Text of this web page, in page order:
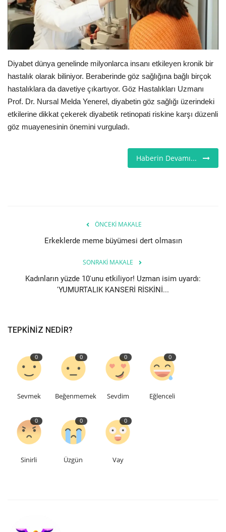
Seri İlanlar
İngiltere
Videolar
Firma Rehberi
Etkinlik
Galeri
İletişim
Dilim
English Turkish
Diyabet dünya genelinde milyonlarca insanı etkileyen kronik bir
hastalık olarak biliniyor. Beraberinde göz sağlığına bağlı birçok
hastalıklara da davetiye çıkartıyor. Göz Hastalıkları Uzmanı
Prof. Dr. Nursal Melda Yenerel, diyabetin göz sağlığı üzerindeki
etkilerine dikkat çekerek diyabetik retinopati riskine karşı düzenli
göz muayenesinin önemini vurguladı.
Haberin Devamı...
ÖNCEKI MAKALE
Erkeklerde meme büyümesi dert olmasın
SONRAKI MAKALE
Kadınların yüzde 10'unu etkiliyor! Uzman isim uyardı:
'YUMURTALIK KANSERİ RİSKİNİ...
TEPKINIZ NEDIR?
0
Sevmek
0
Beğenmemek
0
Sevdim
0
Eğlenceli
0
Sinirli
0
Üzgün
0
Vay